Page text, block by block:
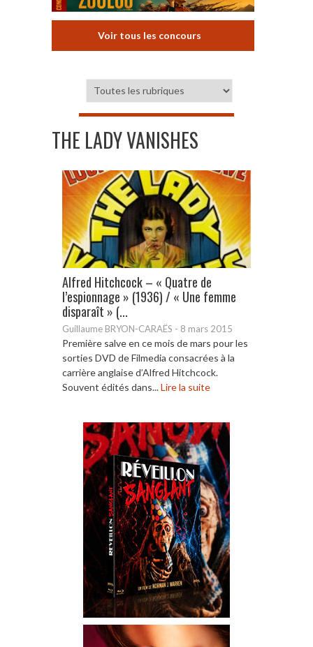
Voir tous les concours
THE LADY VANISHES
Alfred Hitchcock – « Quatre de
l’espionnage » (1936) / « Une femme
disparaît » (...
Guillaume BRYON-CARAËS - 8 mars 2015
Première salve en ce mois de mars pour les
sorties DVD de Filmedia consacrées à la
carrière anglaise d’Alfred Hitchcock.
Souvent édités dans...Lire la suite